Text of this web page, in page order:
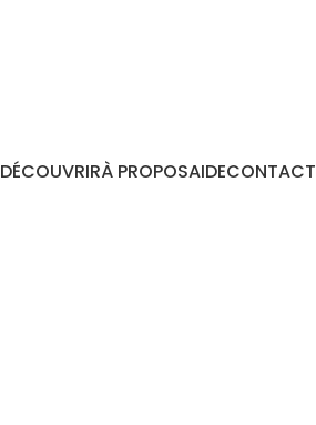
DÉCOUVRIRÀ PROPOSAIDECONTACT